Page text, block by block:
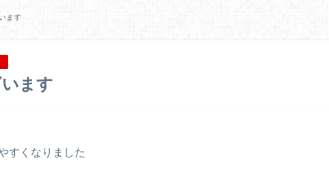
ます
ます
すくなりました